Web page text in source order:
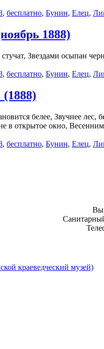
, бесплатно, Бунин, Елец,
1888)
Звездами осыпан
, бесплатно, Бунин, Елец,
белее, Звучнее
в открытое окно,
, бесплатно, Бунин, Елец,
краеведческий музей)